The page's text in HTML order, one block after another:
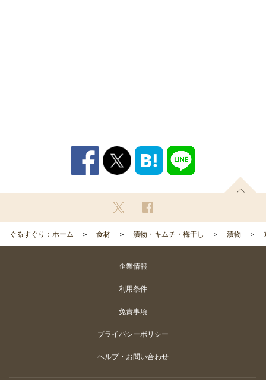
ぐるすぐり：ホーム 食材 漬物・キムチ・梅干し 漬物
企業情報
利用条件
免責事項
プライバシーポリシー
ヘルプ・お問い合わせ